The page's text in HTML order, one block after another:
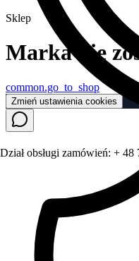
Dział obsługi zamówień: + 48
Sklep
Marka nie
common.go_to_shop
Zmień ustawienia cookies